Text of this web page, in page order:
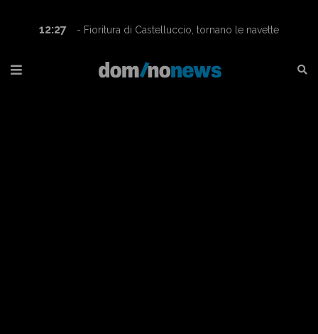
12:27
- Fioritura di Castelluccio, tornano le navette